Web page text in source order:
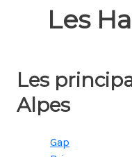
Les
Les
Alpes
Gap